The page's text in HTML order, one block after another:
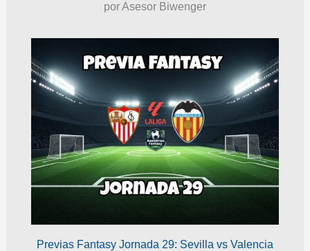
por Asesor Biwenger
Previas Fantasy Jornada 29: Sevilla vs Valencia